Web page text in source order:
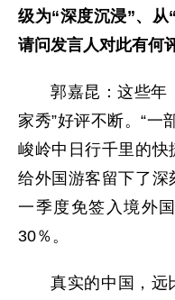
级为“深度沉浸”、从
请问发言人对此有何
郭嘉昆：这些年
家秀”好评不断。“一
峻岭中日行千里的
给外国游客留下了
一季度免签入境外
30％。
真实的中国，远